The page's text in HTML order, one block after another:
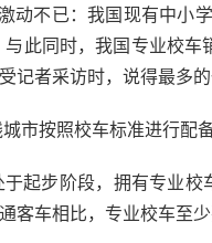
不已：我国现有中小
此同时，我国专业校
记者采访时，说得最多
按照校车标准进行配
步阶段，拥有专业校
客车相比，专业校车至